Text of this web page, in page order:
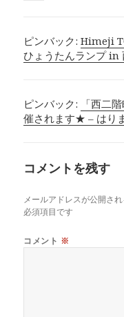
ピンバック:Himeji
ひょうたんランプ in
ピンバック:
「西二
催されます★ – はり
コメントを残す
メールアドレスが公開され
必須項目です
コメント ※